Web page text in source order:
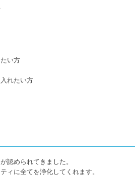
い方
れたい方
認められてきました。
ィに全てを浄化してくれます。